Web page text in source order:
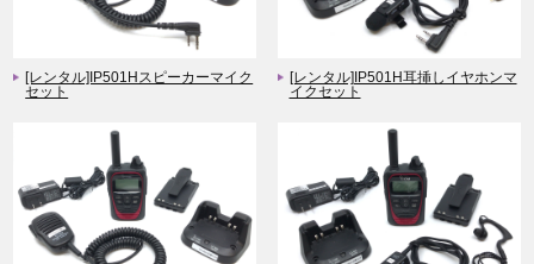
[レンタル]IP501Hスピーカーマイク
セット
[レンタル]IP501H耳挿しイヤホンマ
イクセット